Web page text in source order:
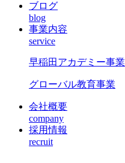
ブログ
blog
事業内容
service
早稲田アカデミー事業
グローバル教育事業
会社概要
company
採用情報
recruit